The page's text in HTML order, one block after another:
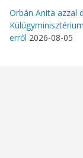
Orbán Anita azzal
erről 2026-08-05